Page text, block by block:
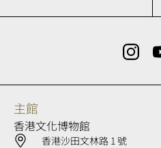
主館
香港文化博物館
香港沙田文林路 1 號